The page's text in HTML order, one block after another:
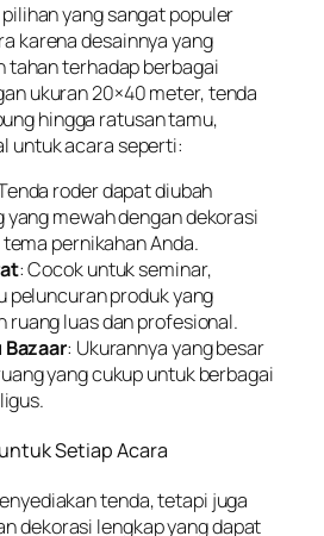
yang sangat populer
karena desainnya yang
tahan terhadap berbagai
ukuran 20×40 meter, tenda
hingga ratusan tamu,
untuk acara seperti:
roder dapat diubah
yang mewah dengan dekorasi
pernikahan Anda.
: Cocok untuk seminar,
peluncuran produk yang
ruang luas dan profesional.
: Ukurannya yang besar
yang cukup untuk berbagai
Setiap Acara
tenda, tetapi juga
dekorasi lengkap yang dapat